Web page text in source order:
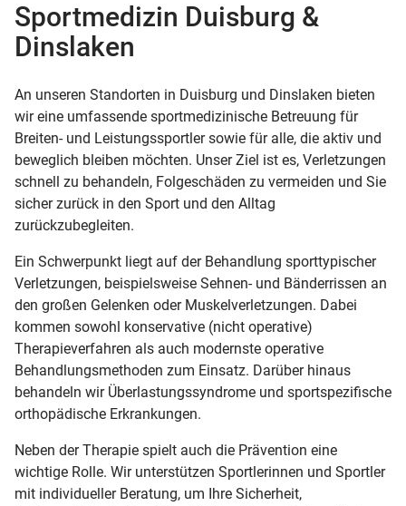
Sportmedizin Duisburg &
Dinslaken
An unseren Standorten in Duisburg und Dinslaken bieten
wir eine umfassende sportmedizinische Betreuung für
Breiten- und Leistungssportler sowie für alle, die aktiv und
beweglich bleiben möchten. Unser Ziel ist es, Verletzungen
schnell zu behandeln, Folgeschäden zu vermeiden und Sie
sicher zurück in den Sport und den Alltag
zurückzubegleiten.
Ein Schwerpunkt liegt auf der Behandlung sporttypischer
Verletzungen, beispielsweise Sehnen- und Bänderrissen an
den großen Gelenken oder Muskelverletzungen. Dabei
kommen sowohl konservative (nicht operative)
Therapieverfahren als auch modernste operative
Behandlungsmethoden zum Einsatz. Darüber hinaus
behandeln wir Überlastungssyndrome und sportspezifische
orthopädische Erkrankungen.
Neben der Therapie spielt auch die Prävention eine
wichtige Rolle. Wir unterstützen Sportlerinnen und Sportler
mit individueller Beratung, um Ihre Sicherheit,